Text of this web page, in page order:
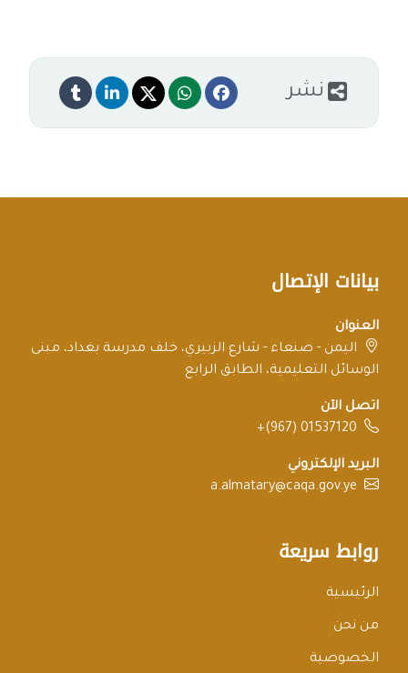
نشر
بيانات الإتصال
العنوان
اليمن - صنعاء - شارع الزبيري، خلف مدرسة بغداد، مبنى
الوسائل التعليمية، الطابق الرابع
اتصل الآن
+(967) 01537120
البريد الإلكتروني
a.almatary@caqa.gov.ye
روابط سريعة
الرئيسية
من نحن
الخصوصية